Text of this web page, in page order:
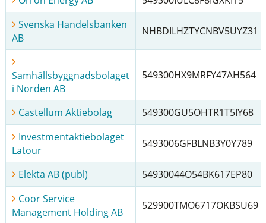
Svenska Handelsbanken
AB
NHBDILHZTYCNBV5UYZ31
Samhällsbyggnadsbolaget
i Norden AB
549300HX9MRFY47AH564
Castellum Aktiebolag
549300GU5OHTR1T5IY68
Investmentaktiebolaget
Latour
5493006GFBLNB3Y0Y789
Elekta AB (publ)
54930044O54BK617EP80
Coor Service
Management Holding AB
529900TMO6717OKBSU69